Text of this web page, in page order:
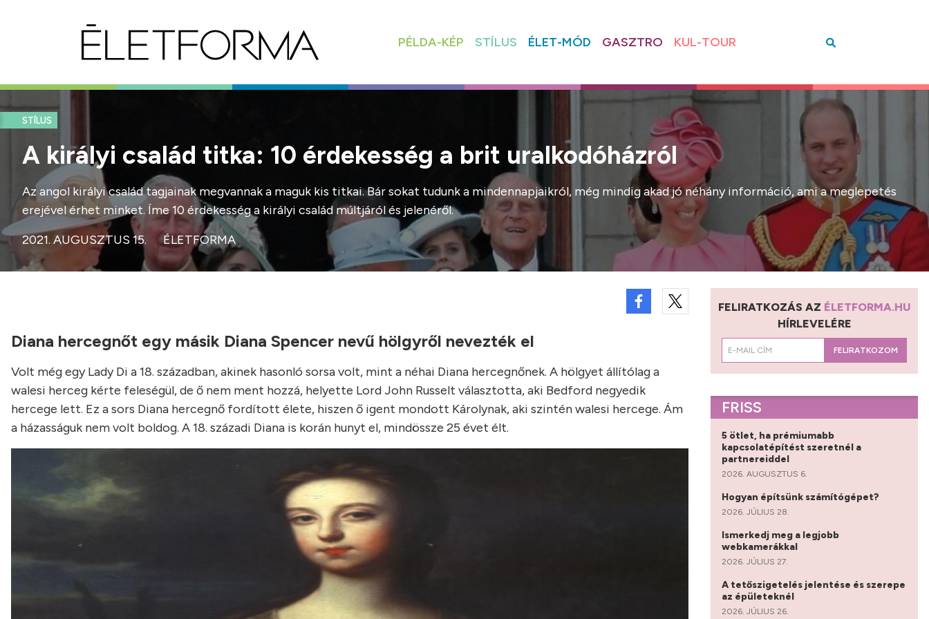
PÉLDA-KÉP STÍLUS ÉLET-MÓD GASZTRO KUL-TOUR
STÍLUS
A királyi család titka: 10 érdekesség a brit uralkodóházról
Az angol királyi család tagjainak megvannak a maguk kis titkai. Bár sokat tudunk a mindennapjaikról, még mindig akad jó néhány információ, ami a meglepetés
erejével érhet minket. Íme 10 érdekesség a királyi család múltjáról és jelenéről.
2021. AUGUSZTUS 15.
ÉLETFORMA
Diana hercegnőt egy másik Diana Spencer nevű hölgyről nevezték el
Volt még egy Lady Di a 18. században, akinek hasonló sorsa volt, mint a néhai Diana hercegnőnek. A hölgyet állítólag a
walesi herceg kérte feleségül, de ő nem ment hozzá, helyette Lord John Russelt választotta, aki Bedford negyedik
hercege lett. Ez a sors Diana hercegnő fordított élete, hiszen ő igent mondott Károlynak, aki szintén walesi hercege. Ám
a házasságuk nem volt boldog. A 18. századi Diana is korán hunyt el, mindössze 25 évet élt.
FELIRATKOZÁS AZ ÉLETFORMA.HU
HÍRLEVELÉRE
FELIRATKOZOM
FRISS
5 ötlet, ha prémiumabb
kapcsolatépítést szeretnél a
partnereiddel
2026. AUGUSZTUS 6.
Hogyan építsünk számítógépet?
2026. JÚLIUS 28.
Ismerkedj meg a legjobb
webkamerákkal
2026. JÚLIUS 27.
A tetőszigetelés jelentése és szerepe
az épületeknél
2026. JÚLIUS 26.